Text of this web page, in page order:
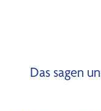
Das sagen